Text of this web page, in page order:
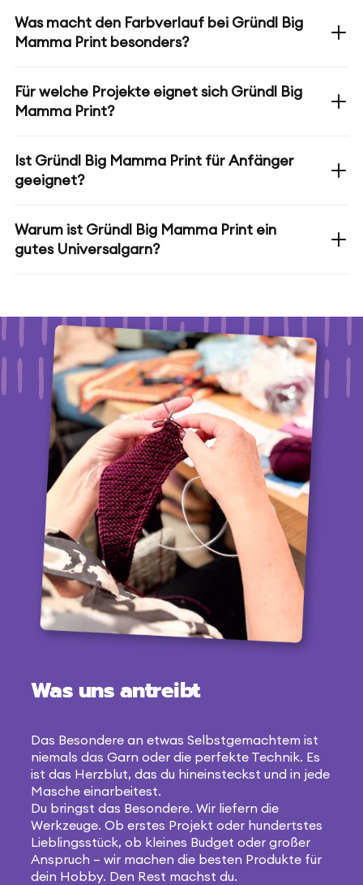
Was macht den Farbverlauf bei Gründl Big
Mamma Print besonders?
Für welche Projekte eignet sich Gründl Big
Mamma Print?
Ist Gründl Big Mamma Print für Anfänger
geeignet?
Warum ist Gründl Big Mamma Print ein
gutes Universalgarn?
Was uns antreibt
Das Besondere an etwas Selbstgemachtem ist
niemals das Garn oder die perfekte Technik. Es
ist das Herzblut, das du hineinsteckst und in jede
Masche einarbeitest.
Du bringst das Besondere. Wir liefern die
Werkzeuge. Ob erstes Projekt oder hundertstes
Lieblingsstück, ob kleines Budget oder großer
Anspruch – wir machen die besten Produkte für
dein Hobby. Den Rest machst du.